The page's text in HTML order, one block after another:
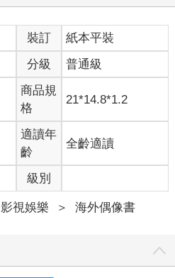
裝訂
紙本平裝
分級 普通級
商品規
格
21*14.8*1.2
適讀年
齡
全齡適讀
級別
影視娛樂 ＞ 海外偶像書